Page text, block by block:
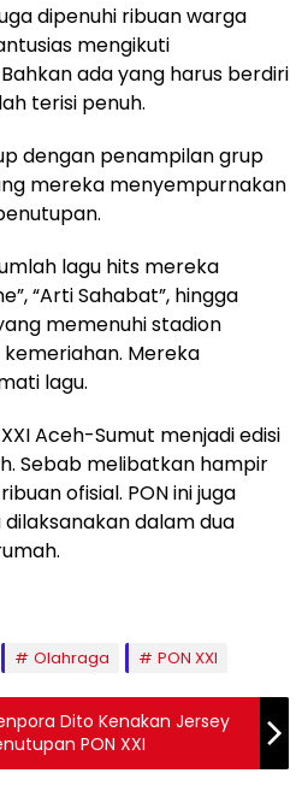
dipenuhi ribuan warga
mengikuti
ada yang harus berdiri
terisi penuh.
dengan penampilan grup
mereka menyempurnakan
lagu hits mereka
“Arti Sahabat”, hingga
memenuhi stadion
Mereka
lagu.
Aceh-Sumut menjadi edisi
Sebab melibatkan hampir
ofisial. PON ini juga
dalam dua
Olahraga PON XXI
Dito Kenakan Jersey
PON XXI